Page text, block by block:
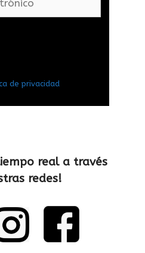
de privacidad
real a través
redes!